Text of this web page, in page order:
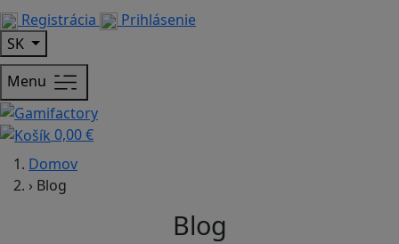
Registrácia
Prihlásenie
SK
Menu
0,00 €
Domov
› Blog
Blog